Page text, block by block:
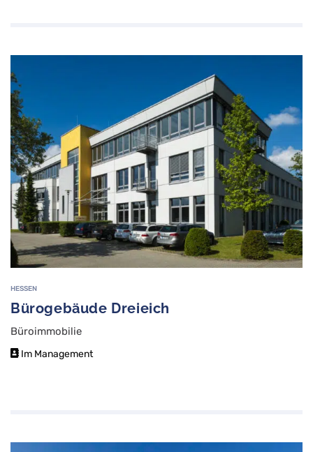
HESSEN
Bürogebäude Dreieich
Büroimmobilie
Im Management